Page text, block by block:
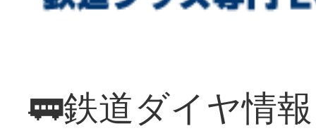
🚃鉄道ダイヤ情